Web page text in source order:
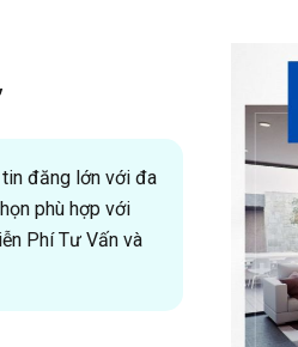
đăng lớn với đa
phù hợp với
Phí Tư Vấn và